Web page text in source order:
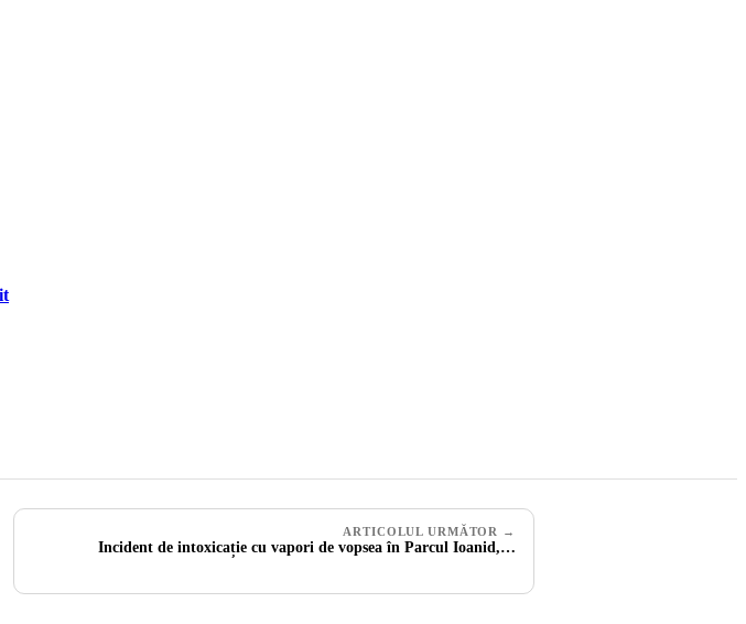
ARTICOLUL URMĂTOR →
Incident de intoxicație cu vapori de vopsea în Parcul Ioanid,…